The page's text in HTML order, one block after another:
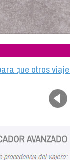
que otros